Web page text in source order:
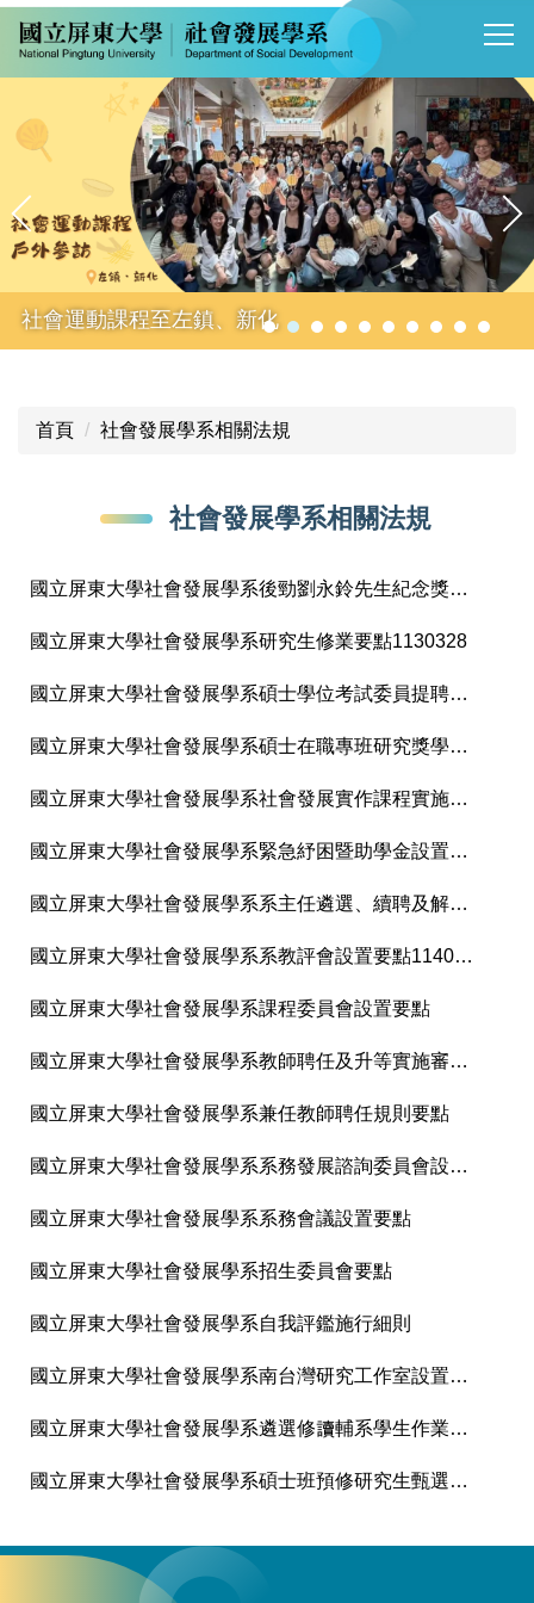
跳
到
主
內
社會運動課程至左鎮、新化
首頁 社會發展學系相關法規
社會發展學系相關法規
國立屏東大學社會發展學系後勁劉永鈴先生紀念獎學金實施辦法1150408
國立屏東大學社會發展學系研究生修業要點1130328
國立屏東大學社會發展學系碩士學位考試委員提聘資格認定實施要點1120525
國立屏東大學社會發展學系碩士在職專班研究獎學金設置要點
國立屏東大學社會發展學系社會發展實作課程實施要點1120525
國立屏東大學社會發展學系緊急紓困暨助學金設置要點及申請書
國立屏東大學社會發展學系系主任遴選、續聘及解聘實施要點
國立屏東大學社會發展學系系教評會設置要點1140514
國立屏東大學社會發展學系課程委員會設置要點
國立屏東大學社會發展學系教師聘任及升等實施審查要點
國立屏東大學社會發展學系兼任教師聘任規則要點
國立屏東大學社會發展學系系務發展諮詢委員會設置要點
國立屏東大學社會發展學系系務會議設置要點
國立屏東大學社會發展學系招生委員會要點
國立屏東大學社會發展學系自我評鑑施行細則
國立屏東大學社會發展學系南台灣研究工作室設置要點
國立屏東大學社會發展學系遴選修讀輔系學生作業要點
國立屏東大學社會發展學系碩士班預修研究生甄選作業要點